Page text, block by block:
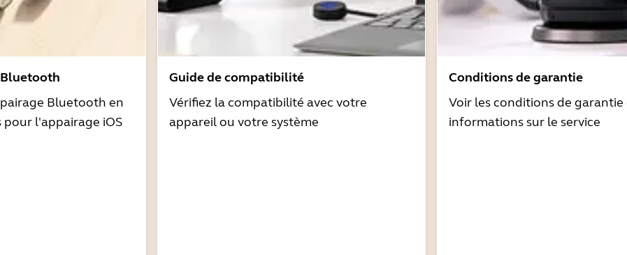
Bluetooth en
l'appairage iOS
Guide de compatibilité
Vérifiez la compatibilité avec votre
appareil ou votre système
Conditions de garantie
Voir les conditions de garantie
informations sur le service